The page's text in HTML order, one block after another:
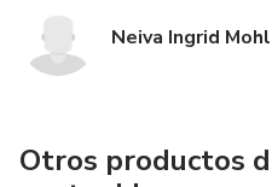
Neiva Ingrid
Otros productos